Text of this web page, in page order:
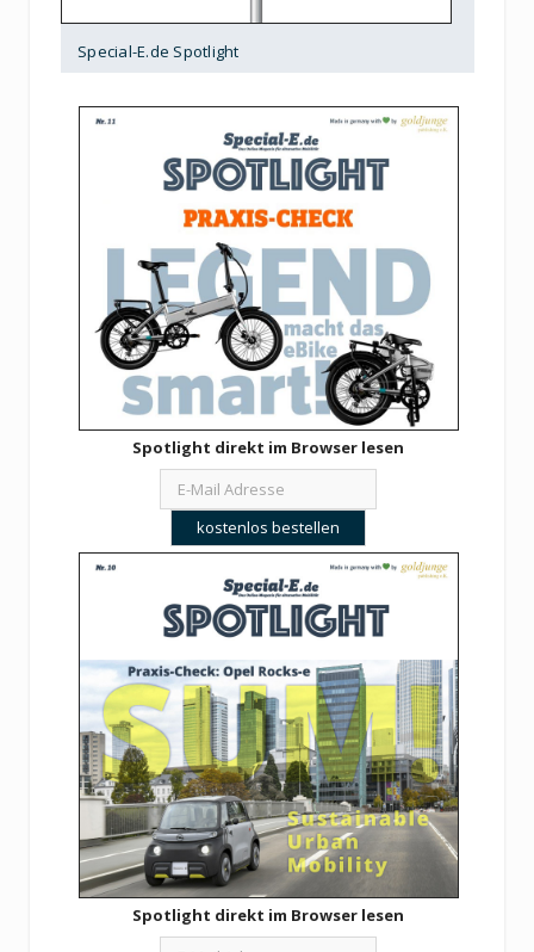
Special-E.de Spotlight
Spotlight direkt im Browser lesen
Spotlight direkt im Browser lesen